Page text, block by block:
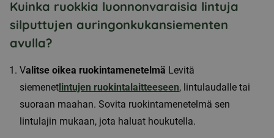
Kuinka ruokkia luonnonvaraisia lintuja
silputtujen auringonkukansiementen
avulla?
Valitse oikea ruokintamenetelmä Levitä
siemenetlintujen ruokintalaitteeseen, lintulaudalle tai
suoraan maahan. Sovita ruokintamenetelmä sen
lintulajin mukaan, jota haluat houkutella.